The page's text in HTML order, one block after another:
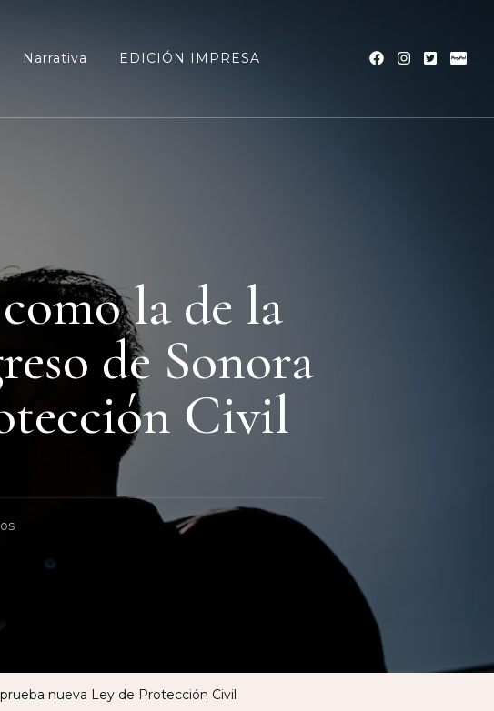
Narrativa EDICIÓN IMPRESA
la de la
de Sonora
Civil
En
nueva Ley de Protección Civil